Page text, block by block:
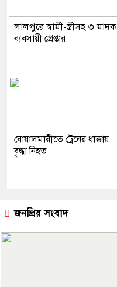
লালপুরে স্বামী-স্ত্রীসহ ৩ মাদক
ব্যবসায়ী গ্রেপ্তার
বোয়ালমারীতে ট্রেনের ধাক্কায়
বৃদ্ধা নিহত
জনপ্রিয় সংবাদ